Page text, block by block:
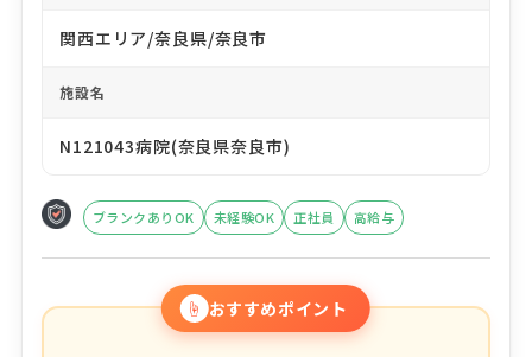
関西エリア/奈良県/奈良市
施設名
N121043病院(奈良県奈良市)
ブランクありOK 未経験OK 正社員 高給与
☝ おすすめポイント